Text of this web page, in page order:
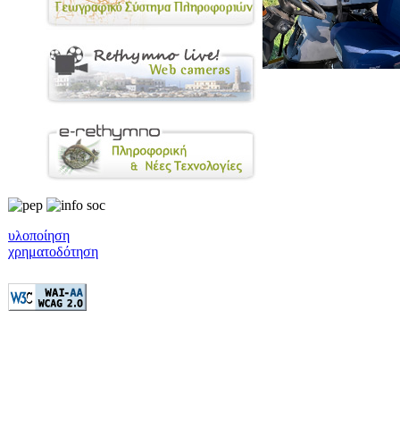
υλοποίηση
χρηματοδότηση